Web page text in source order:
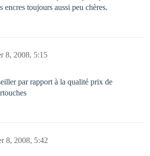
encres toujours aussi peu chères.
8, 2008, 5:15
par rapport à la qualité prix de
8, 2008, 5:42